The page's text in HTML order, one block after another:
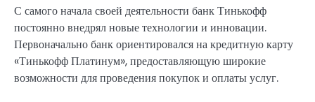
С самого начала своей деятельности банк Тинькофф
постоянно внедрял новые технологии и инновации.
Первоначально банк ориентировался на кредитную карту
«Тинькофф Платинум», предоставляющую широкие
возможности для проведения покупок и оплаты услуг.